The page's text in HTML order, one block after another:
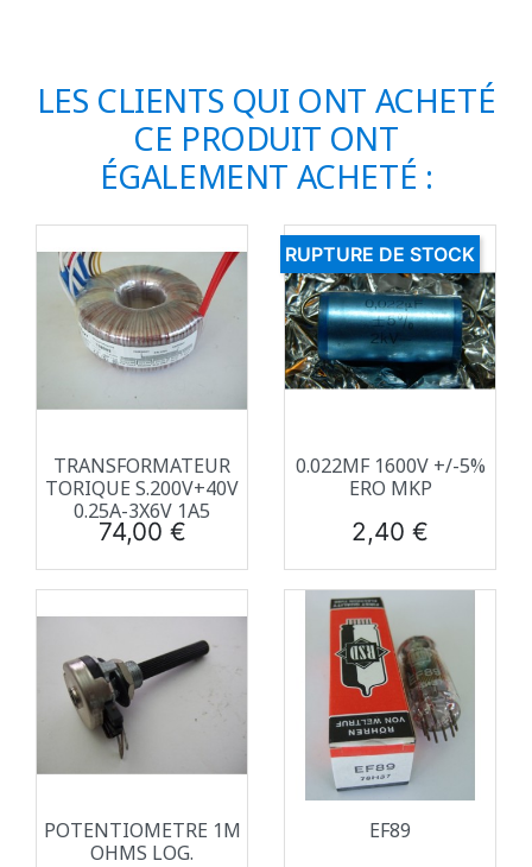
LES CLIENTS QUI ONT ACHETÉ
CE PRODUIT ONT
ÉGALEMENT ACHETÉ :
TRANSFORMATEUR
TORIQUE S.200V+40V
0.25A-3X6V 1A5
Prix
74,00 €
0.022ΜF 1600V +/-5%
ERO MKP
Prix
2,40 €
RUPTURE DE STOCK
POTENTIOMETRE 1M
OHMS LOG.
EF89